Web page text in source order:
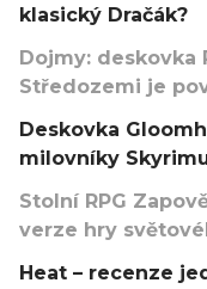
klasický Dračák?
Dojmy: deskovka
Středozemi je
Deskovka
milovníky
Stolní RPG
verze hry
Heat – recenze